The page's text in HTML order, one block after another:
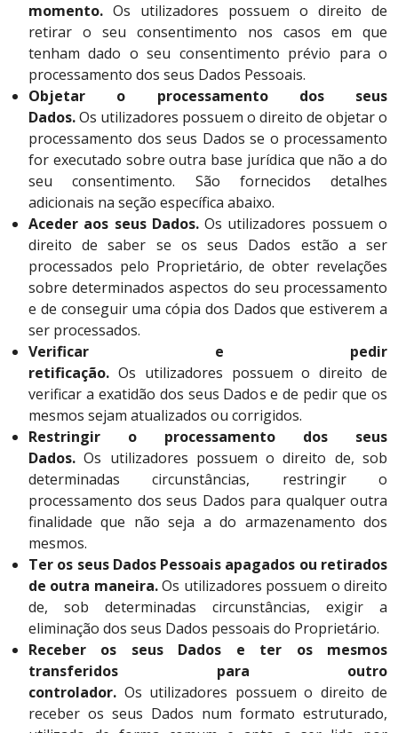
momento. Os utilizadores possuem o direito de
retirar o seu consentimento nos casos em que
tenham dado o seu consentimento prévio para o
processamento dos seus Dados Pessoais.
Objetar o processamento dos seus
Dados.Os utilizadores possuem o direito de objetar o
processamento dos seus Dados se o processamento
for executado sobre outra base jurídica que não a do
seu consentimento. São fornecidos detalhes
adicionais na seção específica abaixo.
Aceder aos seus Dados.Os utilizadores possuem o
direito de saber se os seus Dados estão a ser
processados pelo Proprietário, de obter revelações
sobre determinados aspectos do seu processamento
e de conseguir uma cópia dos Dados que estiverem a
ser processados.
Verificar e pedir
retificação. Os utilizadores possuem o direito de
verificar a exatidão dos seus Dados e de pedir que os
mesmos sejam atualizados ou corrigidos.
Restringir o processamento dos seus
Dados. Os utilizadores possuem o direito de, sob
determinadas circunstâncias, restringir o
processamento dos seus Dados para qualquer outra
finalidade que não seja a do armazenamento dos
mesmos.
Ter os seus Dados Pessoais apagados ou retirados
de outra maneira.Os utilizadores possuem o direito
de, sob determinadas circunstâncias, exigir a
eliminação dos seus Dados pessoais do Proprietário.
Receber os seus Dados e ter os mesmos
transferidos para outro
controlador. Os utilizadores possuem o direito de
receber os seus Dados num formato estruturado,